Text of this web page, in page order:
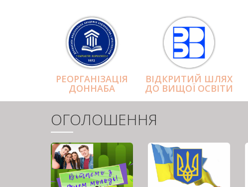
РЕОРГАНІЗАЦІЯ
ДОННАБА
ВІДКРИТИЙ ШЛЯХ
ДО ВИЩОЇ ОСВІТИ
ОГОЛОШЕННЯ